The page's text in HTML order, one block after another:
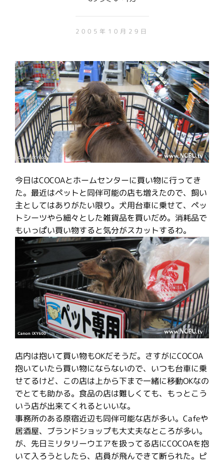
2005年10月29日
今日はCOCOAとホームセンターに買い物に行ってき
た。最近はペットと同伴可能の店も増えたので、飼い
主としてはありがたい限り。犬用台車に乗せて、ペッ
トシーツやら細々とした雑貨品を買いだめ。消耗品で
もいっぱい買い物すると気分がスカットするわ。
店内は抱いて買い物もOKだそうだ。さすがにCOCOA
抱いていたら買い物にならないので、いつも台車に乗
せてるけど、この店は上から下まで一緒に移動OKなの
でとても助かる。食品の店は難しくても、もっとこう
いう店が出来てくれるといいな。
事務所のある原宿近辺も同伴可能な店が多い。Cafeや
居酒屋、ブランドショップも大丈夫なところが多い。
が、先日ミリタリーウエアを扱ってる店にCOCOAを抱
いて入ろうとしたら、店員が飛んできて断られた。ピ